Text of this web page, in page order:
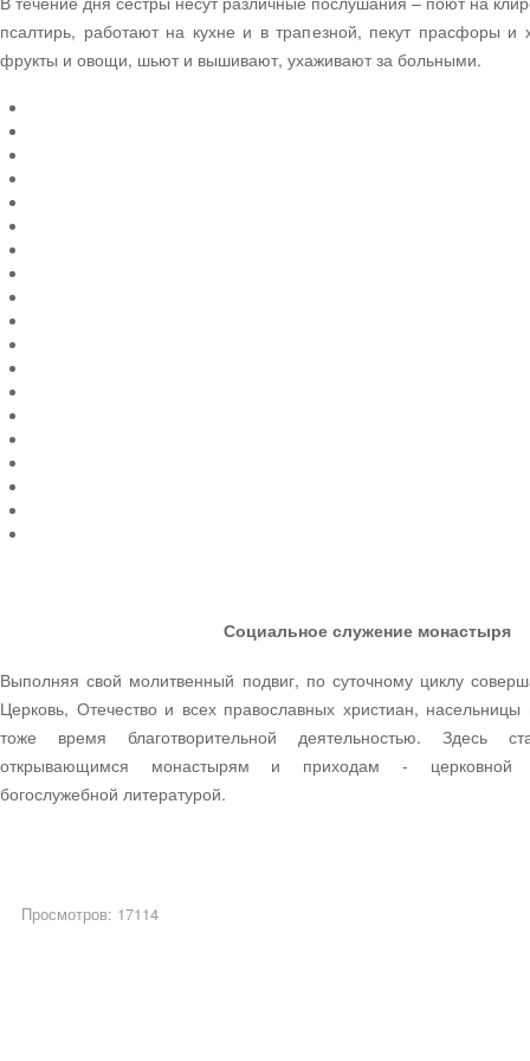
псалтирь, работают на кухне и в трапезной, пекут прасфоры
фрукты и овощи, шьют и вышивают, ухаживают за больными.
Социальное служение монастыря
Выполняя свой молитвенный подвиг, по суточному циклу
Церковь, Отечество и всех православных христиан,
тоже время благотворительной деятельностью. Здесь
открывающимся монастырям и приходам - церковной
богослужебной литературой.
Просмотров: 17114